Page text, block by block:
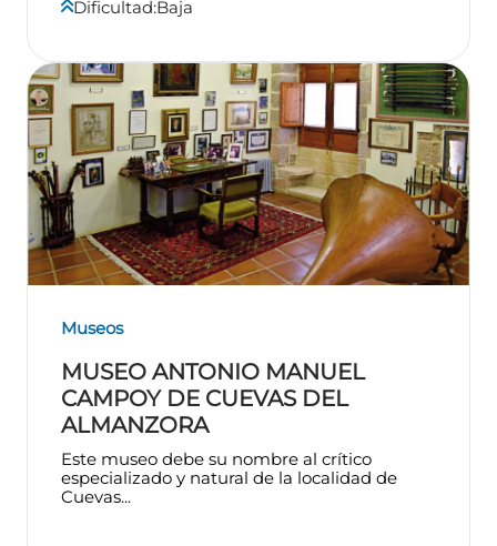
Dificultad:Baja
Museos
MUSEO ANTONIO MANUEL
CAMPOY DE CUEVAS DEL
ALMANZORA
Este museo debe su nombre al crítico
especializado y natural de la localidad de
Cuevas...